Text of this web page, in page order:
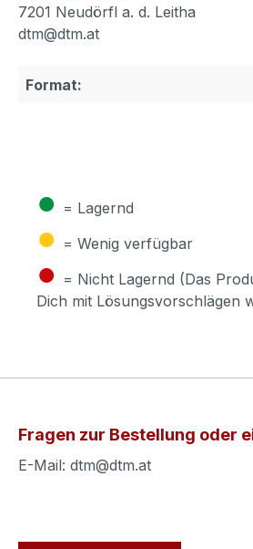
7201 Neudörfl a. d. Leitha
dtm@dtm.at
Format:
● = Lagernd
● = Wenig verfügbar
● = Nicht Lagernd (Das
Dich mit Lösungsvorschlägen
Fragen zur Bestellung oder
E-Mail: dtm@dtm.at